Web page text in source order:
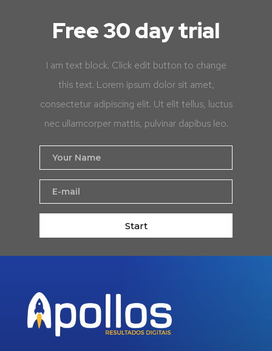
Free 30 day trial
I am text block. Click edit button to change
this text. Lorem ipsum dolor sit amet,
consectetur adipiscing elit. Ut elit tellus, luctus
nec ullamcorper mattis, pulvinar dapibus leo.
Start